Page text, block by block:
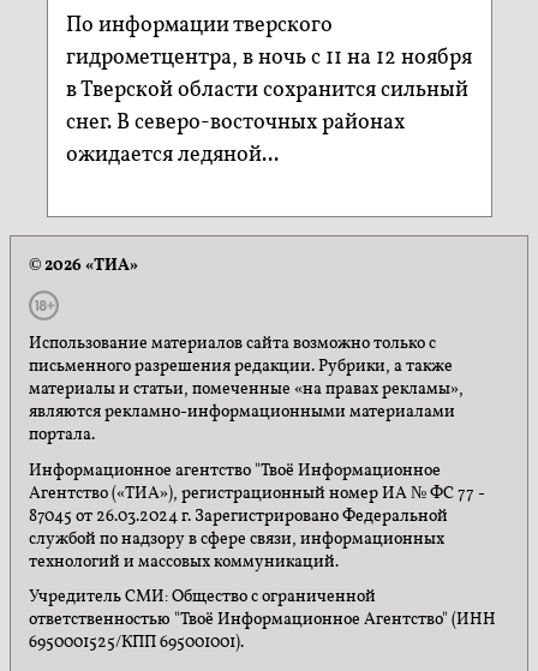
По информации тверского
гидрометцентра, в ночь с 11 на 12 ноября
в Тверской области сохранится сильный
снег. В северо-восточных районах
ожидается ледяной...
© 2026 «ТИА»
Использование материалов сайта возможно только с
письменного разрешения редакции. Рубрики, а также
материалы и статьи, помеченные «на правах рекламы»,
являются рекламно-информационными материалами
портала.
Информационное агентство "Твоё Информационное
Агентство («ТИА»), регистрационный номер ИА № ФС 77 -
87045 от 26.03.2024 г. Зарегистрировано Федеральной
службой по надзору в сфере связи, информационных
технологий и массовых коммуникаций.
Учредитель СМИ: Общество с ограниченной
ответственностью "Твоё Информационное Агентство" (ИНН
6950001525/КПП 695001001).